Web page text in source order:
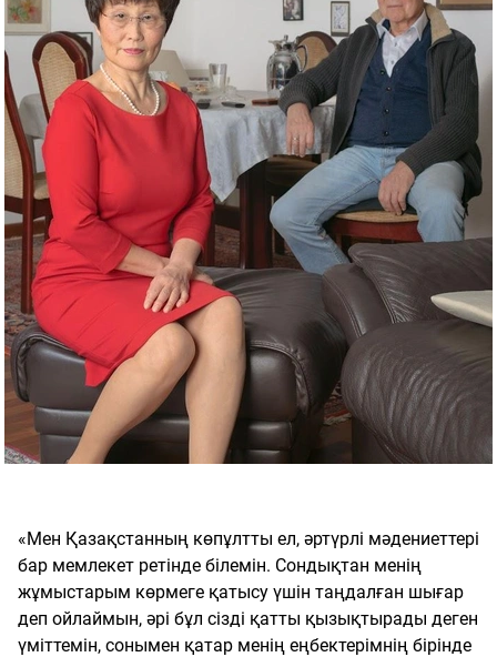
«Мен Қазақстанның көпұлтты ел, әртүрлі мәдениеттері
бар мемлекет ретінде білемін. Сондықтан менің
жұмыстарым көрмеге қатысу үшін таңдалған шығар
деп ойлаймын, әрі бұл сізді қатты қызықтырады деген
үміттемін, сонымен қатар менің еңбектерімнің бірінде